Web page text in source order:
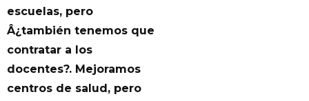
escuelas, pero
Â¿también tenemos que
contratar a los
docentes?. Mejoramos
centros de salud, pero